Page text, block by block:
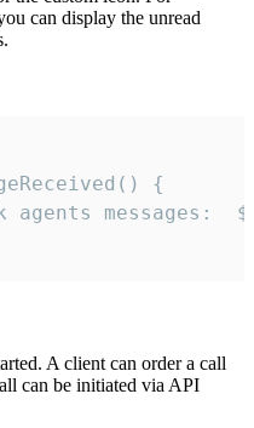
can display the unread
{
A client can order a call
can be initiated via API